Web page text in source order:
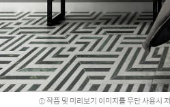
작품 및 미리보기 이미지를 무단 사용시